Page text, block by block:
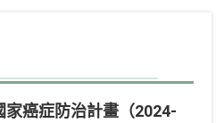
癌症防治計畫（2024-